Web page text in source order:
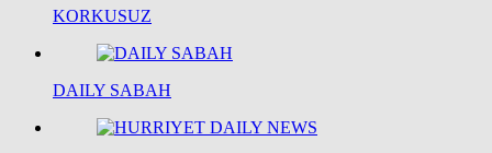
KORKUSUZ
DAILY SABAH